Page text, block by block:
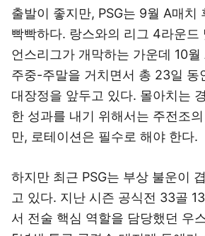
출발이 좋지만, PSG는 9월 A매치
빡빡하다. 랑스와의 리그 4라운드
언스리그가 개막하는 가운데 10월
주중-주말을 거치면서 총 23일 동
대장정을 앞두고 있다. 몰아치는
한 성과를 내기 위해서는 주전조
만, 로테이션은 필수로 해야 한다.
하지만 최근 PSG는 부상 불운이
고 있다. 지난 시즌 공식전 33골
서 전술 핵심 역할을 담당했던 우